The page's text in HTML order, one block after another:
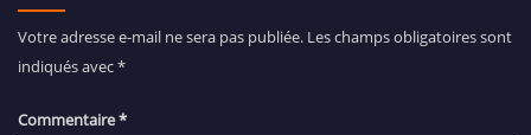
Votre adresse e-mail ne sera pas publiée. Les champs obligatoires sont
indiqués avec*
Commentaire*